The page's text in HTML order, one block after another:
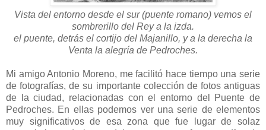
Vista del entorno desde el sur (puente romano) vemos el
sombrerillo del Rey a la izda.
el puente, detrás el cortijo del Majanillo, y a la derecha la
Venta la alegría de Pedroches.
Mi amigo Antonio Moreno, me facilitó hace tiempo una serie
de fotografías, de su importante colección de fotos antiguas
de la ciudad, relacionadas con el entorno del Puente de
Pedroches. En ellas podemos ver una serie de elementos
muy significativos de esa zona que fue lugar de solaz